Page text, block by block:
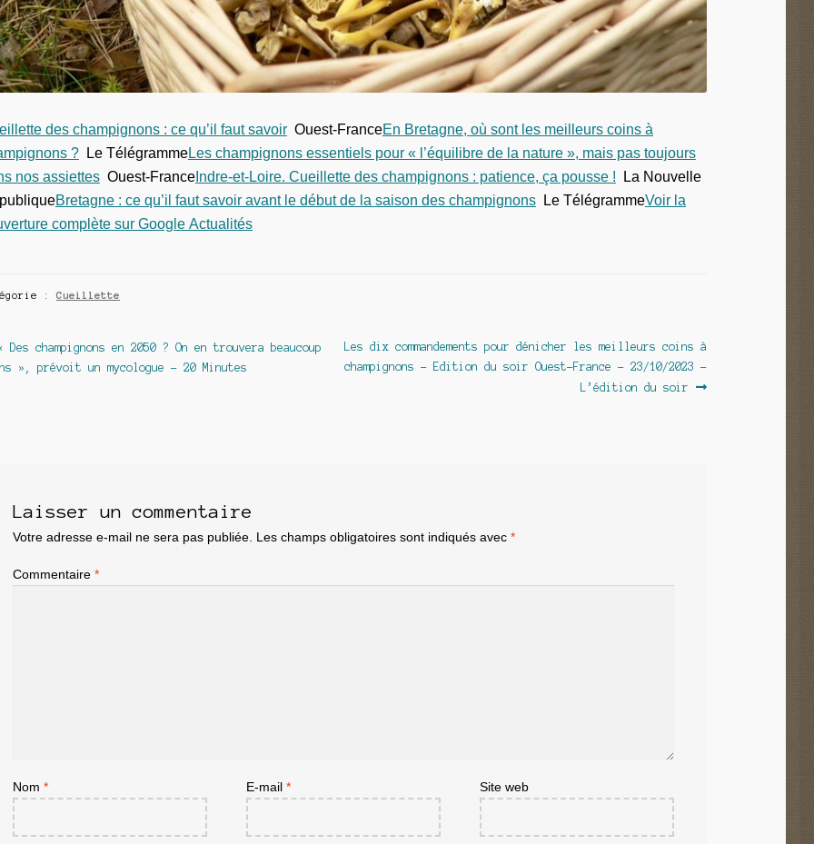
des champignons : ce qu’il faut savoirOuest-FranceEn Bretagne, où sont les meilleurs coins à
?Le TélégrammeLes champignons essentiels pour « l’équilibre de la nature », mais pas toujours
nos assiettesOuest-FranceIndre-et-Loire. Cueillette des champignons : patience, ça pousse ! La Nouvelle
Bretagne : ce qu’il faut savoir avant le début de la saison des champignonsLe TélégrammeVoir la
complète sur Google Actualités
: Cueillette
précédent :
Des champignons en 2050 ? On en trouvera beaucoup
», prévoit un mycologue – 20 Minutes
Article
suivant :
Les dix commandements pour dénicher les meilleurs coins à
champignons – Edition du soir Ouest-France – 23/10/2023 –
L’édition du soir
Laisser un commentaire
Votre adresse e-mail ne sera pas publiée. Les champs obligatoires sont indiqués avec *
Commentaire *
Nom * E-mail * Site web